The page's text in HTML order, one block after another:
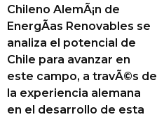
Canal Digital
Columnas de Opinión
Designaciones
Calendario de Eventos
Chileno AlemÃ¡n de
EnergÃ­as Renovables se
analiza el potencial de
Chile para avanzar en
este campo, a travÃ©s de
la experiencia alemana
en el desarrollo de esta